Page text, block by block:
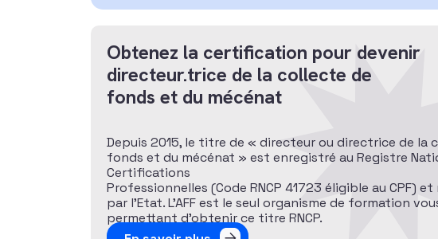
Obtenez la certification pour devenir
directeur.trice de la collecte de
fonds et du mécénat
Depuis 2015, le titre de « directeur ou directrice de la
fonds et du mécénat » est enregistré au Registre
Certifications
Professionnelles (Code RNCP 41723 éligible au CPF)
par l’Etat. L’AFF est le seul organisme de formation
permettant d’obtenir ce titre RNCP.